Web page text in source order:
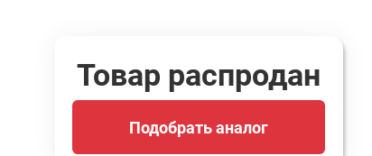
Товар распродан
Подобрать аналог